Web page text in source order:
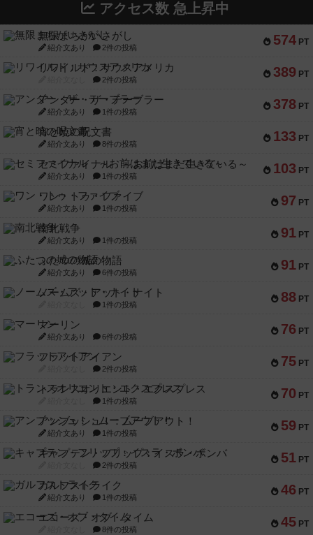
アクセス数 急上昇中
574 PT
無限まちがいさがし
紹介文あり 2件の投稿
389 PT
リワイルド：サウスアメリカ
2件の投稿
378 PT
アンダー・ザ・テーブラー
紹介文あり 1件の投稿
133 PT
宵と暁の呪文書
紹介文あり 8件の投稿
103 PT
セミファイナル ～お前はまだ生きている～
紹介文あり 1件の投稿
97 PT
ワン・トゥ・ファイブ
紹介文あり 1件の投稿
91 PT
南北戦争
紹介文あり 1件の投稿
91 PT
ふたつの城の物語
紹介文あり 6件の投稿
88 PT
ノームズ・アット・ナイト
1件の投稿
76 PT
マーリン
紹介文あり 6件の投稿
75 PT
フラットアイアン
2件の投稿
70 PT
トランスオリエント・エクスプレス
1件の投稿
59 PT
アンブッシュ！：ムーブアウト！
紹介文あり 1件の投稿
51 PT
キャプテン・フリップ：イスラ・ボンバ
2件の投稿
46 PT
ガルフストライク
紹介文あり 1件の投稿
45 PT
エコーズ・オブ・タイム
8件の投稿